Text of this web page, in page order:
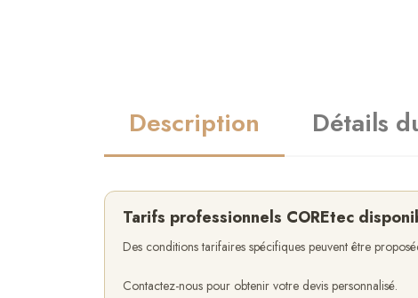
Description Détails
Tarifs professionnels COREtec
Des conditions tarifaires spécifiques peuvent être
Contactez-nous pour obtenir votre devis personnalisé.